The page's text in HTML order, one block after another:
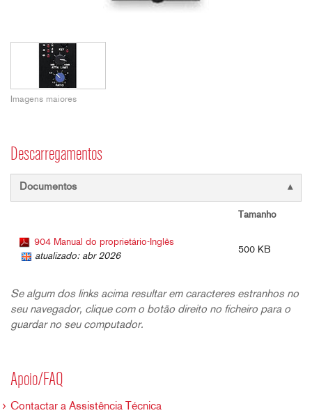
Imagens maiores
Descarregamentos
Documentos
Tamanho
904 Manual do proprietário-Inglês
atualizado: abr 2026
500 KB
Se algum dos links acima resultar em caracteres estranhos no
seu navegador, clique com o botão direito no ficheiro para o
guardar no seu computador.
Apoio/FAQ
Contactar a Assistência Técnica